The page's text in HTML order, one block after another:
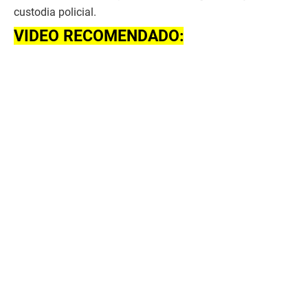
custodia policial.
VIDEO RECOMENDADO: